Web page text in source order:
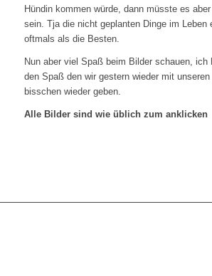
Hündin kommen würde, dann müsste es
sein. Tja die nicht geplanten Dinge im Leben
oftmals als die Besten.
Nun aber viel Spaß beim Bilder schauen, ich
den Spaß den wir gestern wieder mit
bisschen wieder geben.
Alle Bilder sind wie üblich zum anklicken